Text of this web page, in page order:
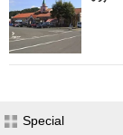
Special